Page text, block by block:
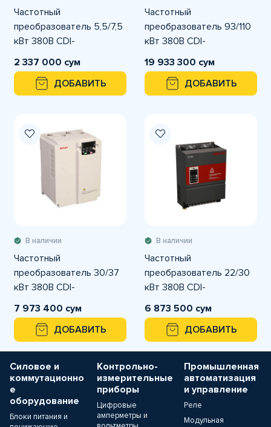
Частотный
преобразователь 5,5/7,5
кВт 380В CDI-
E100G5R5/P7R5T4B
DELIXI
2 337 000 сум
ДОБАВИТЬ
Частотный
преобразователь 93/110
кВт 380В CDI-
E100G093/P110T4 DELIXI
19 933 300 сум
ДОБАВИТЬ
В наличии
Частотный
преобразователь 30/37
кВт 380В CDI-
E100G030/P037T4 DELIXI
7 973 400 сум
ДОБАВИТЬ
В наличии
Частотный
преобразователь 22/30
кВт 380В CDI-
E180G022/P030T4 DELIXI
6 873 500 сум
ДОБАВИТЬ
Силовое и
коммутационно
е
оборудование
Блоки питания и
Контрольно-
измерительные
приборы
Цифровые
амперметры и
Промышленная
автоматизация
и управление
Реле
Модульная